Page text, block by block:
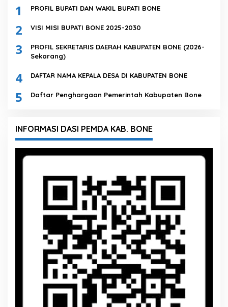
1 PROFIL BUPATI DAN WAKIL BUPATI BONE
2 VISI MISI BUPATI BONE 2025-2030
3
PROFIL SEKRETARIS DAERAH KABUPATEN BONE (2026-
Sekarang)
4 DAFTAR NAMA KEPALA DESA DI KABUPATEN BONE
5 Daftar Penghargaan Pemerintah Kabupaten Bone
INFORMASI DASI PEMDA KAB. BONE